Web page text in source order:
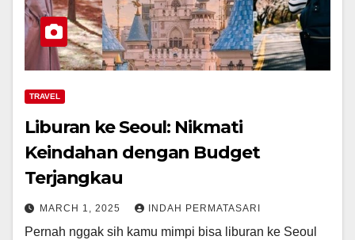
TRAVEL
Liburan ke Seoul: Nikmati
Keindahan dengan Budget
Terjangkau
MARCH 1, 2025 INDAH PERMATASARI
Pernah nggak sih kamu mimpi bisa liburan ke Seoul